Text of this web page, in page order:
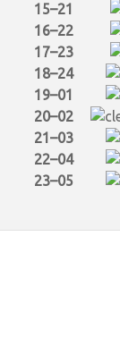
15–21
16–22
17–23
18–24
19–01
20–02
21–03
22–04
23–05